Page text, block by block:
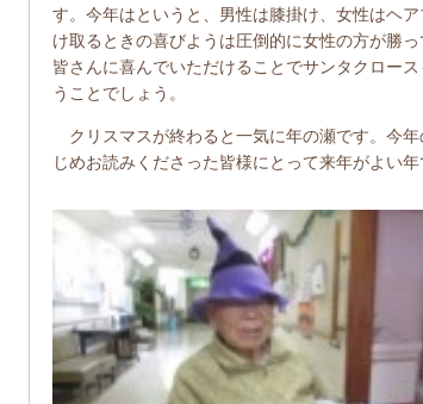
す。今年はというと、男性は膝掛け、女性はヘ
け取るときの喜びようは圧倒的に女性の方が勝
皆さんに喜んでいただけることでサンタクロー
うことでしょう。
クリスマスが終わると一気に年の瀬です。今
じめお読みくださった皆様にとって来年がよい